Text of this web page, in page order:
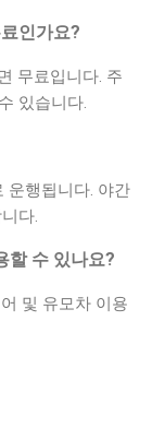
인가요?
무료입니다. 주
있습니다.
운행됩니다. 야간
다.
할 수 있나요?
및 유모차 이용